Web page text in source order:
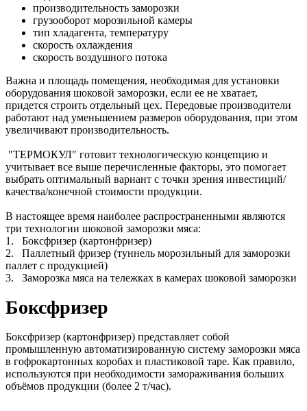
производительность заморозки
грузооборот морозильной камеры
тип хладагента, температуру
скорость охлаждения
скорость воздушного потока
Важна и площадь помещения, необходимая для установки
оборудования шоковой заморозки, если ее не хватает,
придется строить отдельный цех. Передовые производители
работают над уменьшением размеров оборудования, при этом
увеличивают производительность.
"ТЕРМОКУЛ" готовит технологическую концепцию и
учитывает все выше перечисленные факторы, это помогает
выбрать оптимальный вариант с точки зрения инвестиций/
качества/конечной стоимости продукции.
В настоящее время наиболее распространенными являются
три технологии шоковой заморозки мяса:
1. Боксфризер (картонфризер)
2. Паллетный фризер (туннель морозильный для заморозки
паллет с продукцией)
3. Заморозка мяса на тележках в камерах шоковой заморозки
Боксфризер
Боксфризер (картонфризер) представляет собой
промышленную автоматизированную систему заморозки мяса
в гофрокартонных коробах и пластиковой таре. Как правило,
используются при необходимости замораживания больших
объёмов продукции (более 2 т/час).